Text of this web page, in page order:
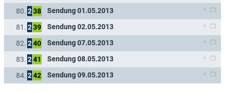
80. 238 Sendung 01.05.2013
81. 239 Sendung 02.05.2013
82. 240 Sendung 07.05.2013
83. 241 Sendung 08.05.2013
84. 242 Sendung 09.05.2013